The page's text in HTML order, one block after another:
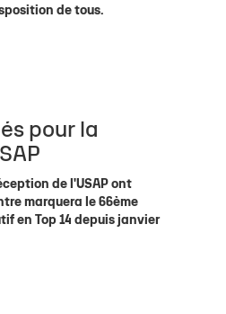
de tous.
pour la
de l'USAP ont
marquera le 66ème
en Top 14 depuis janvier